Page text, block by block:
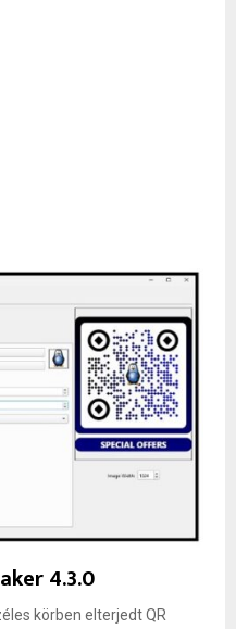
4.3.0
körben elterjedt QR